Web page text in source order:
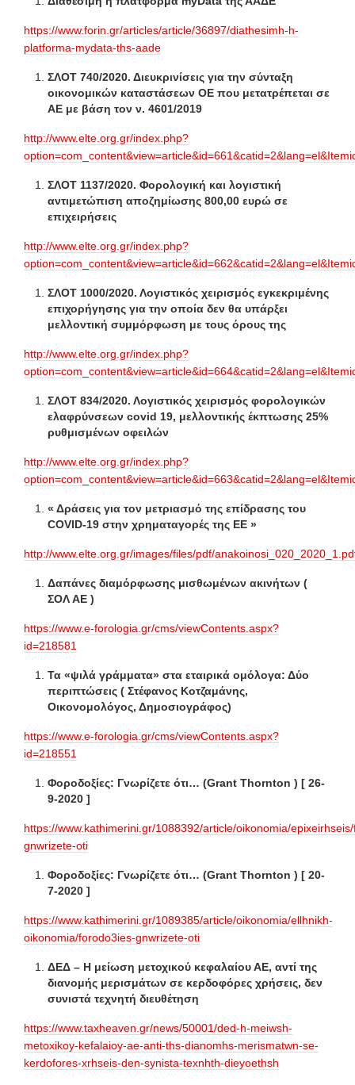
https://www.forin.gr/articles/article/36897/diathesimh-h-
platforma-mydata-ths-aade
ΣΛΟΤ 740/2020. Διευκρινίσεις για την σύνταξη
οικονομικών καταστάσεων ΟΕ που μετατρέπεται σε
ΑΕ με βάση τον ν. 4601/2019
http://www.elte.org.gr/index.php?
ΣΛΟΤ 1137/2020. Φορολογική και λογιστική
αντιμετώπιση αποζημίωσης 800,00 ευρώ σε
επιχειρήσεις
http://www.elte.org.gr/index.php?
ΣΛΟΤ 1000/2020. Λογιστικός χειρισμός εγκεκριμένης
επιχορήγησης για την οποία δεν θα υπάρξει
μελλοντική συμμόρφωση με τους όρους της
http://www.elte.org.gr/index.php?
ΣΛΟΤ 834/2020. Λογιστικός χειρισμός φορολογικών
ελαφρύνσεων covid 19, μελλοντικής έκπτωσης 25%
ρυθμισμένων οφειλών
http://www.elte.org.gr/index.php?
« Δράσεις για τον μετριασμό της επίδρασης του
COVID-19 στην χρηματαγορές της ΕΕ »
http://www.elte.org.gr/images/files/pdf/
Δαπάνες διαμόρφωσης μισθωμένων ακινήτων (
ΣΟΛ ΑΕ )
https://www.e-forologia.gr/cms/viewContents.aspx?
id=218581
Τα «ψιλά γράμματα» στα εταιρικά ομόλογα: Δύο
περιπτώσεις ( Στέφανος Κοτζαμάνης,
Οικονομολόγος, Δημοσιογράφος)
https://www.e-forologia.gr/cms/viewContents.aspx?
id=218551
Φοροδοξίες: Γνωρίζετε ότι… (Grant Thornton ) [ 26-
9-2020 ]
https://www.kathimerini.gr/1088392/article/oikonomia/
gnwrizete-oti
Φοροδοξίες: Γνωρίζετε ότι… (Grant Thornton ) [ 20-
7-2020 ]
https://www.kathimerini.gr/1089385/article/oikonomia/ellhnikh-
oikonomia/forodo3ies-gnwrizete-oti
ΔΕΔ – Η μείωση μετοχικού κεφαλαίου ΑΕ, αντί της
διανομής μερισμάτων σε κερδοφόρες χρήσεις, δεν
συνιστά τεχνητή διευθέτηση
https://www.taxheaven.gr/news/50001/ded-h-meiwsh-
metoxikoy-kefalaioy-ae-anti-ths-dianomhs-merismatwn-se-
kerdofores-xrhseis-den-synista-texnhth-dieyoethsh